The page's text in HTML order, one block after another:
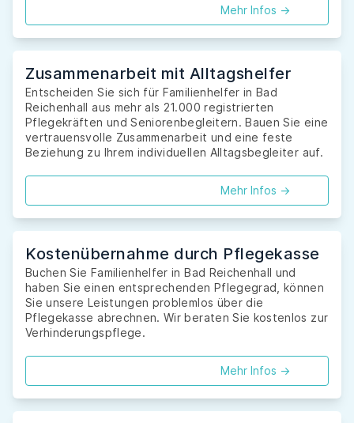
Mehr Infos ->
Zusammenarbeit mit Alltagshelfer
Entscheiden Sie sich für Familienhelfer in Bad
Reichenhall aus mehr als 21.000 registrierten
Pflegekräften und Seniorenbegleitern. Bauen Sie eine
vertrauensvolle Zusammenarbeit und eine feste
Beziehung zu Ihrem individuellen Alltagsbegleiter auf.
Mehr Infos ->
Kostenübernahme durch Pflegekasse
Buchen Sie Familienhelfer in Bad Reichenhall und
haben Sie einen entsprechenden Pflegegrad, können
Sie unsere Leistungen problemlos über die
Pflegekasse abrechnen. Wir beraten Sie kostenlos zur
Verhinderungspflege.
Mehr Infos ->